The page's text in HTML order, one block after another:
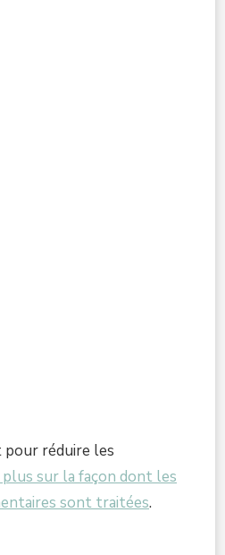
pour réduire les
plus sur la façon dont les
sont traitées.